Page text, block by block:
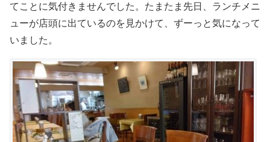
てことに気付きませんでした。たまたま先日、ランチメニ
ューが店頭に出ているのを見かけて、ずーっと気になって
いました。